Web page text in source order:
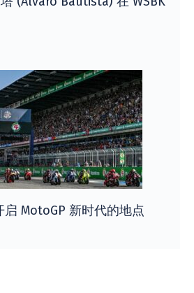
启 MotoGP 新时代的地点